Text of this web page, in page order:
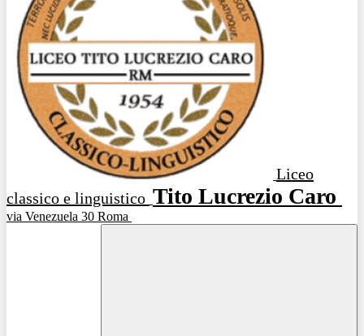
Liceo
classico e linguistico Tito Lucrezio Caro
via Venezuela 30 Roma